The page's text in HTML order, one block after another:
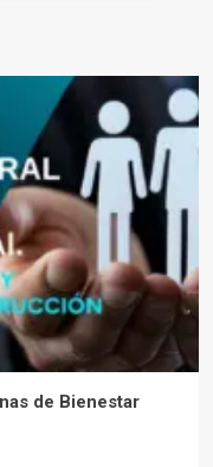
de Bienestar